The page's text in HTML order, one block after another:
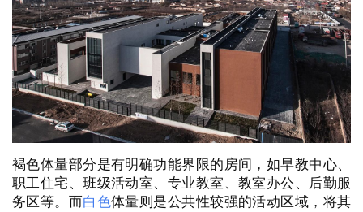
褐色体量部分是有明确功能界限的房间，如早教中心、
职工住宅、班级活动室、专业教室、教室办公、后勤服
务区等。而白色体量则是公共性较强的活动区域，将其